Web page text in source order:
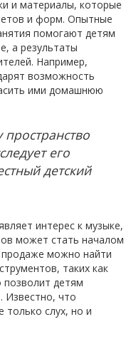
и материалы, которые
и форм. Опытные
помогают детям
а результаты
Например,
возможность
ими домашнюю
пространство
его
детский
интерес к музыке,
может стать началом
продаже можно найти
таких как
позволит детям
Известно, что
только слух, но и